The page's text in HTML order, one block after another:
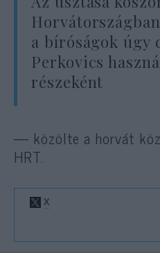
a bíróságok úgy
Perkovics
részeként
— közölte a horvát
HRT.